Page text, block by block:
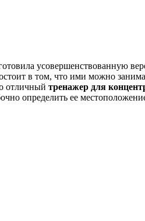
усовершенствованную
в том, что ими можно
отличный тренажер для
определить ее